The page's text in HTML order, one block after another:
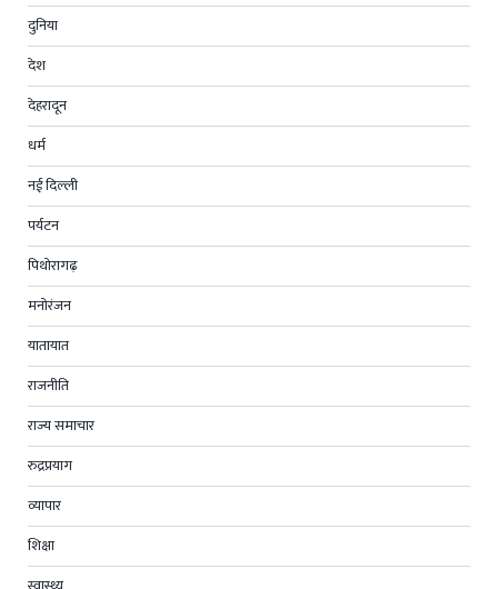
दुनिया
देश
देहरादून
धर्म
नई दिल्ली
पर्यटन
पिथोरागढ़
मनोरंजन
यातायात
राजनीति
राज्य समाचार
रुद्रप्रयाग
व्यापार
शिक्षा